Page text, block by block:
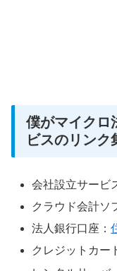
僕がマイクロ
ビスのリンク
会社設立サービ
クラウド会計ソ
法人銀行口座：
クレジットカー